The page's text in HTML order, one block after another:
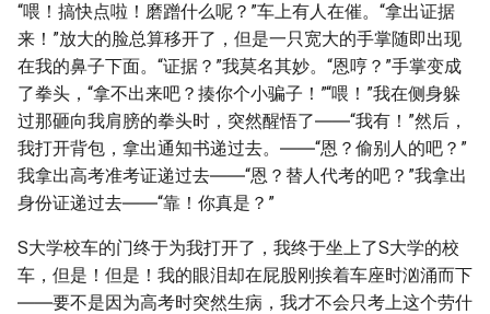
“喂！搞快点啦！磨蹭什么呢？”车上有人在催。“拿出证据
来！”放大的脸总算移开了，但是一只宽大的手掌随即出现
在我的鼻子下面。“证据？”我莫名其妙。“恩哼？”手掌变成
了拳头，“拿不出来吧？揍你个小骗子！”“喂！”我在侧身躲
过那砸向我肩膀的拳头时，突然醒悟了――“我有！”然后，
我打开背包，拿出通知书递过去。――“恩？偷别人的吧？”
我拿出高考准考证递过去――“恩？替人代考的吧？”我拿出
身份证递过去――“靠！你真是？”
S大学校车的门终于为我打开了，我终于坐上了S大学的校
车，但是！但是！我的眼泪却在屁股刚挨着车座时汹涌而下
――要不是因为高考时突然生病，我才不会只考上这个劳什